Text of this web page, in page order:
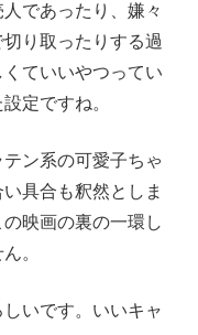
であったり、嫌々
り取ったりする過
ていいやつってい
定ですね。
ン系の可愛子ちゃ
具合も釈然としま
映画の裏の一環し
。
いです。いいキャ